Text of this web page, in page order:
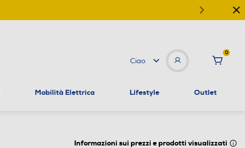
Ciao
0
Mobilità Elettrica Lifestyle Outlet
Informazioni sui prezzi e prodotti visualizzati